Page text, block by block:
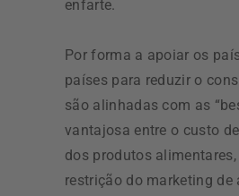
enfarte.
Por forma a apoiar os
países para reduzir o
são alinhadas com as
vantajosa entre o custo
dos produtos
restrição do marketing